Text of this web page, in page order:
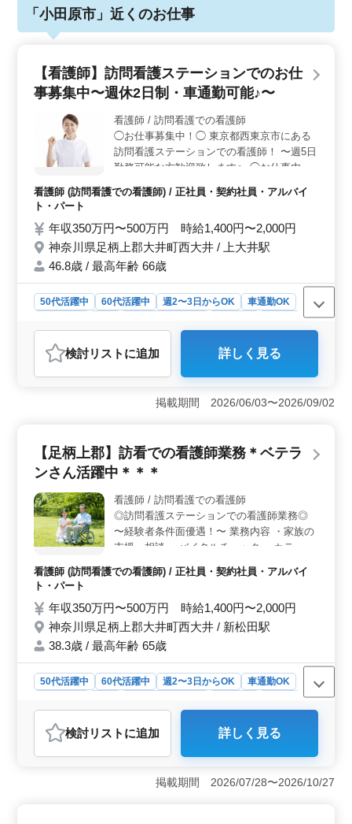
「小田原市」近くのお仕事
【看護師】訪問看護ステーションでのお仕
事募集中〜週休2日制・車通勤可能♪〜
看護師 / 訪問看護での看護師
◯お仕事募集中！◯ 東京都西東京市にある
訪問看護ステーションでの看護師！ 〜週5日
勤務可能な方歓迎致します〜 ◯お仕事内
容！◯ バイタルチェック、家族の支援・相
談 服薬指導 医療機器の管理・指導 ◯ポイン
迎・シニア世代歓迎 現在50歳以上も活躍し
ている企業様です♪ 皆様のご応募お待ちして
おります
看護師 (訪問看護での看護師) / 正社員・契約社員・アルバイ
ト・パート
年収350万円〜500万円 時給1,400円〜2,000円
神奈川県足柄上郡大井町西大井 / 上大井駅
46.8歳 / 最高年齢 66歳
50代活躍中 60代活躍中 週2〜3日からOK
車通勤OK
おすすめポイント
＜働きやすさと環境＞ 週休2日制の採用や車通勤可能な
環境など、看護師の方々が働きやすい環境を整えていま
す。訪問看護ステーションでの勤務は、残業が少なく、
す。 ＜経験者の活躍とサポート＞ 経験豊富なベテ
ラン看護師の方々が多数在籍しており、その経験と知識
も歓迎されており、経験者に対するサポート体制も整っ
ています。若手スタッフとの連携も図りながら、チーム
全体で患者様のケアに励んでいます。 ＜業務内容と
ポイント＞ 訪問看護ステーションでの業務は多岐にわ
導、医療機器の管理・指導など、患者様の健康管理に関
する様々な業務を担当します。完全週休2日制を採用し、
看護師のワークライフバランスを重視しています。
検討リスト に追加 詳しく見る
掲載期間 2026/06/03〜2026/09/02
【足柄上郡】訪看での看護師業務＊ベテラ
ンさん活躍中＊＊＊
看護師 / 訪問看護での看護師
◎訪問看護ステーションでの看護師業務◎
〜経験者条件面優遇！〜 業務内容 ・家族の
支援・相談 ・バイタルチェック ・カテーテ
ル交換やケア ・点滴 ・インシュリン注射 ・
服薬指導 ・褥瘡（床ずれ）の予防 ・認知症
す！ お気軽にお問い合わせください♪♪ 備考
・制服貸与 ・残業少なめ ・交通費：実費支
給
看護師 (訪問看護での看護師) / 正社員・契約社員・アルバイ
ト・パート
年収350万円〜500万円 時給1,400円〜2,000円
神奈川県足柄上郡大井町西大井 / 新松田駅
38.3歳 / 最高年齢 65歳
50代活躍中 60代活躍中 週2〜3日からOK
車通勤OK
おすすめポイント
＜ベテラン看護師歓迎＞ 訪問看護ステーションでの業
務です。経験者は条件の面で優遇します。シニア層が活
躍する職場で、豊富な経験を活かして働けます。また、
検討リスト に追加 詳しく見る
掲載期間 2026/07/28〜2026/10/27